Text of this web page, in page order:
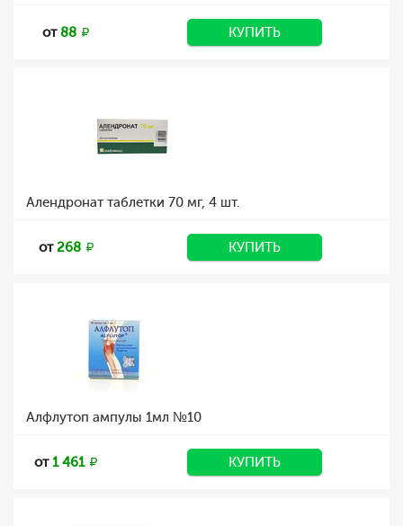
от88 КУПИТЬ
Алендронат таблетки 70 мг, 4 шт.
от268 КУПИТЬ
Алфлутоп ампулы 1мл №10
от1 461 КУПИТЬ